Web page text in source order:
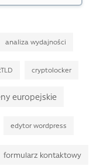
analiza wydajności
cryptolocker
europejskie
edytor wordpress
formularz kontaktowy